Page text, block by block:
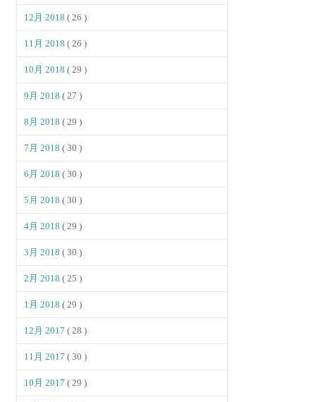
12月 2018( 26 )
11月 2018( 26 )
10月 2018( 29 )
9月 2018( 27 )
8月 2018( 29 )
7月 2018( 30 )
6月 2018( 30 )
5月 2018( 30 )
4月 2018( 29 )
3月 2018( 30 )
2月 2018( 25 )
1月 2018( 29 )
12月 2017( 28 )
11月 2017( 30 )
10月 2017( 29 )